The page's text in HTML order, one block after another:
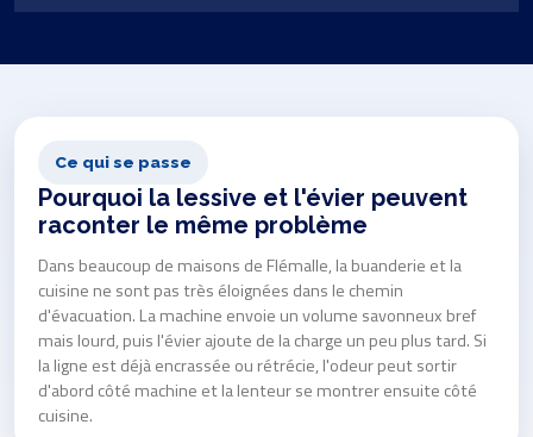
Ce qui se passe
Pourquoi la lessive et l'évier peuvent
raconter le même problème
Dans beaucoup de maisons de Flémalle, la buanderie et la
cuisine ne sont pas très éloignées dans le chemin
d'évacuation. La machine envoie un volume savonneux bref
mais lourd, puis l'évier ajoute de la charge un peu plus tard. Si
la ligne est déjà encrassée ou rétrécie, l'odeur peut sortir
d'abord côté machine et la lenteur se montrer ensuite côté
cuisine.